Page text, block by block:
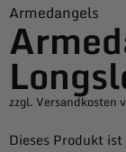
Armedangels
zzgl. Versandkosten
Dieses Produkt